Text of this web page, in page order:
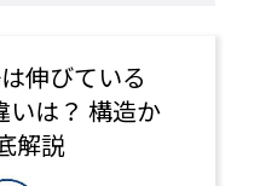
伸びている
いは？ 構造か
解説